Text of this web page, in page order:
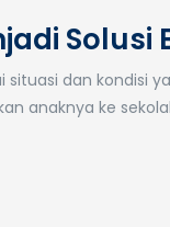
Solusi
dan kondisi
anaknya ke